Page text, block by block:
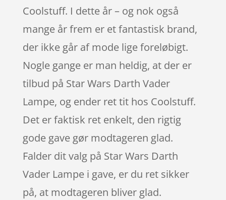
Coolstuff. I dette år – og nok også
mange år frem er et fantastisk brand,
der ikke går af mode lige foreløbigt.
Nogle gange er man heldig, at der er
tilbud på Star Wars Darth Vader
Lampe, og ender ret tit hos Coolstuff.
Det er faktisk ret enkelt, den rigtig
gode gave gør modtageren glad.
Falder dit valg på Star Wars Darth
Vader Lampe i gave, er du ret sikker
på, at modtageren bliver glad.